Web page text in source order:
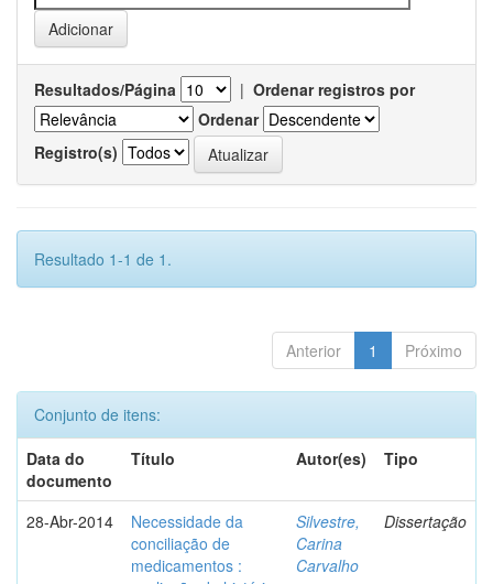
Resultados/Página | Ordenar registros por
Ordenar
Registro(s)
Resultado 1-1 de 1.
Anterior 1 Próximo
Conjunto de itens:
Data do
documento
Título Autor(es) Tipo
28-Abr-2014
Necessidade da
conciliação de
medicamentos :
Silvestre,
Carina
Carvalho
Dissertação